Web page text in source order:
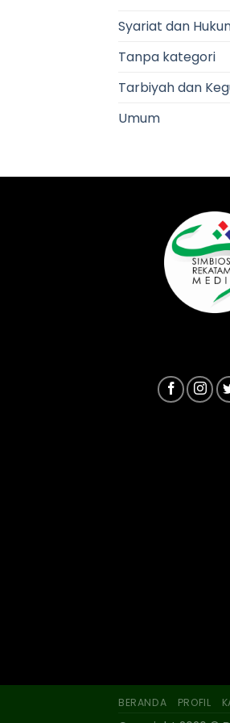
Syariat dan
Tanpa kategori
Tarbiyah dan
Umum
BERANDA PROFIL